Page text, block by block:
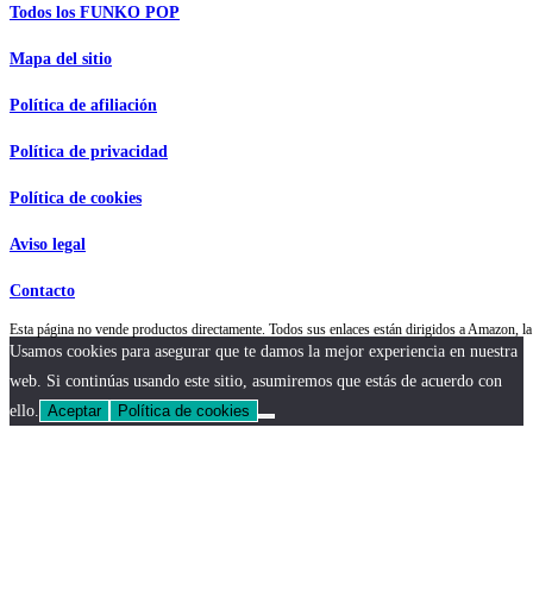
Todos los FUNKO POP
Mapa del sitio
Política de afiliación
Política de privacidad
Política de cookies
Aviso legal
Contacto
Esta página no vende productos directamente. Todos sus enlaces están dirigidos a
Usamos cookies para asegurar que te damos la mejor experiencia en nuestra
web. Si continúas usando este sitio, asumiremos que estás de acuerdo con
ello. Aceptar Política de cookies